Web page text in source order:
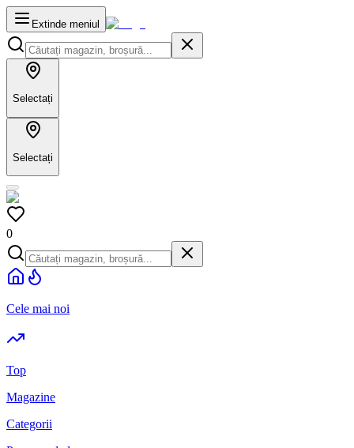
Extinde meniul
Selectați
Selectați
0
Cele mai noi
Top
Magazine
Categorii